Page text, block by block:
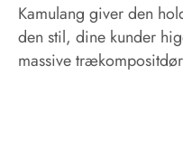
Kamulang giver den
den stil, dine kunder
massive